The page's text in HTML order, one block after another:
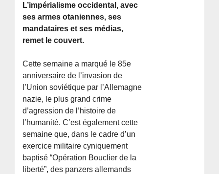
L’impérialisme occidental, avec
ses armes otaniennes, ses
mandataires et ses médias,
remet le couvert.
Cette semaine a marqué le 85e
anniversaire de l’invasion de
l’Union soviétique par l’Allemagne
nazie, le plus grand crime
d’agression de l’histoire de
l’humanité. C’est également cette
semaine que, dans le cadre d’un
exercice militaire cyniquement
baptisé “Opération Bouclier de la
liberté”, des panzers allemands